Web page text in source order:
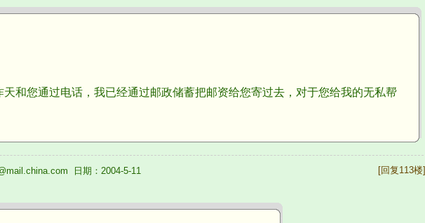
您通过电话，我已经通过邮政储蓄把邮资给您寄过去，对于您给我的无私帮
日期：2004-5-11 [回复113楼]